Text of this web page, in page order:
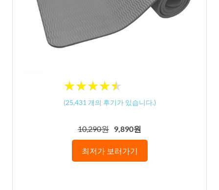
★★★★★
★★★★★
(25,431 개의 후기가 있습니다.)
10,290원 9,890원
최저가 보러가기